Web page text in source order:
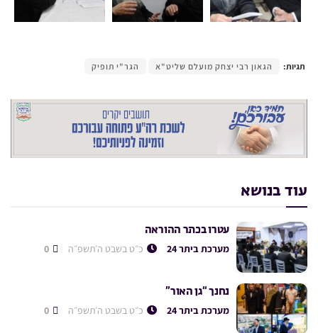
תגיות: הגאון רבי יצחק מועלם שליט"א הגר"י תופיק
עוד בנושא
עטרו בכתר ההוראה
מערכת ביתר 24 כ״ט בשבט ה׳תשפ״ה
נחנך “גן האור”
מערכת ביתר 24 כ״ט בשבט ה׳תשפ״ה